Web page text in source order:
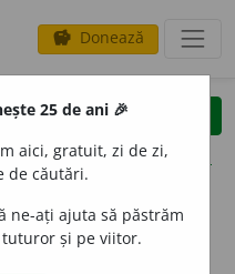
savings Donează
clear
opțiuni
(46)
declinări
25 de ani 🎉
aici, gratuit, zi de zi,
de căutări.
ne-ați ajuta să păstrăm
și pe viitor.